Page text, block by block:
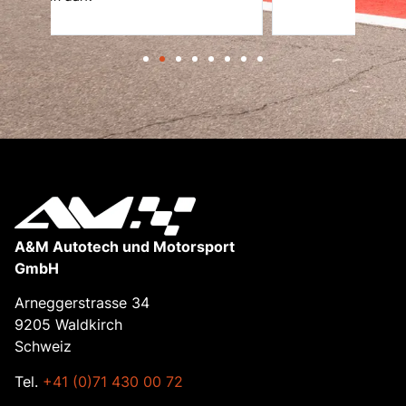
A&M Autotech und Motorsport
GmbH
Arneggerstrasse 34
9205 Waldkirch
Schweiz
Tel. +41 (0)71 430 00 72